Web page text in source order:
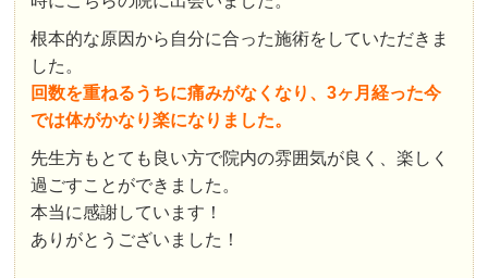
根本的な原因から自分に合った施術をしていただきま
した。
回数を重ねるうちに痛みがなくなり、3ヶ月経った今
では体がかなり楽になりました。
先生方もとても良い方で院内の雰囲気が良く、楽しく
過ごすことができました。
本当に感謝しています！
ありがとうございました！